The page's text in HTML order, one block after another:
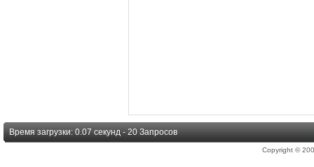
Время загрузки: 0.07 секунд - 20 Запросов
Copyright ©